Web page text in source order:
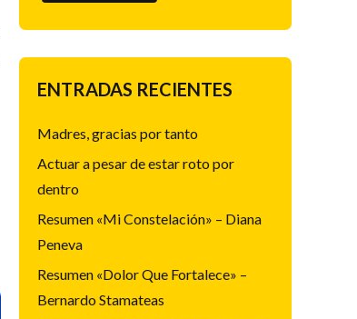
ENTRADAS RECIENTES
Madres, gracias por tanto
Actuar a pesar de estar roto por
dentro
Resumen «Mi Constelación» – Diana
Peneva
Resumen «Dolor Que Fortalece» –
Bernardo Stamateas